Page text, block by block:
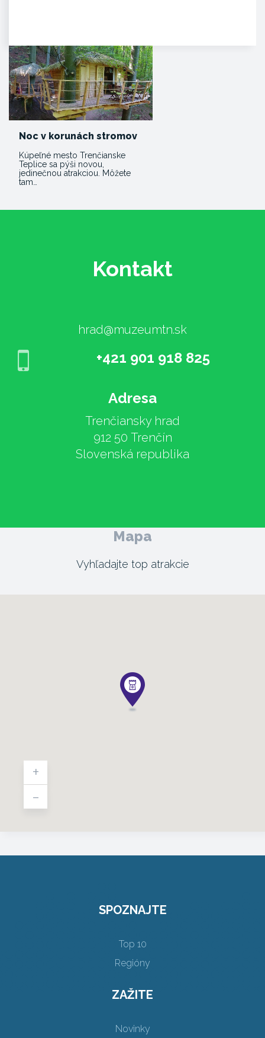
Noc v korunách stromov
Kúpeľné mesto Trenčianske
Teplice sa pýši novou,
jedinečnou atrakciou. Môžete
tam…
Kontakt
hrad@muzeumtn.sk
+421 901 918 825
Adresa
Trenčiansky hrad
912 50 Trenčín
Slovenská republika
Mapa
Vyhľadajte top atrakcie
+
-
SPOZNAJTE
Top 10
Regióny
ZAŽITE
Novinky